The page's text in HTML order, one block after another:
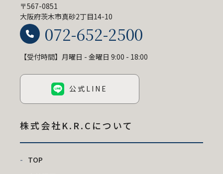
〒567-0851
大阪府茨木市真砂2丁目14-10
072-652-2500
【受付時間】月曜日 - 金曜日 9:00 - 18:00
公式LINE
株式会社K.R.C について
TOP